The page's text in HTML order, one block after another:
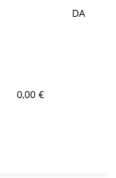
DA
0,00 €